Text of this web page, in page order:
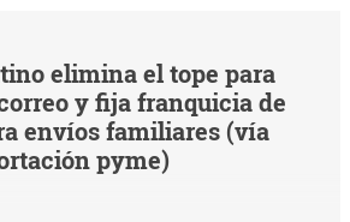
elimina el tope para
y fija franquicia de
envíos familiares (vía
pyme)